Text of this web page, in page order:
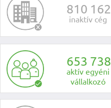
810 162
inaktív cég
653 738
aktív egyéni
vállalkozó